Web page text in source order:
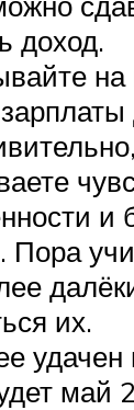
доход.
на
и
Пора
их.
май